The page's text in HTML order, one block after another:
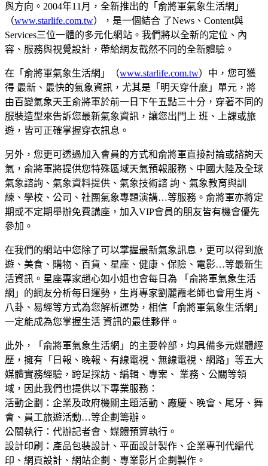
與方向。2004年11月，全新推出的「俞將軍氣象生活網」
（www.starlife.com.tw），是一個結合 了News、Content與
Services三位一體的多元化網站。我們將以全新的定位、內
容、服務與視覺設計，帶給網友截然不同的全新體驗。
在「俞將軍氣象生活網」（www.starlife.com.tw）中，您可獲
得 最新、最快的氣象資訊，尤其是「明天穿什麼」單元，將
由百變氣象天王俞將軍於前一日下午五點三十分，穿著不同的
服裝造型來告訴您最新氣象資訊，讓您出門上 班、上課或旅
遊，皆可正確掌握穿衣訊息。
另外，您更可透過加入會員的方式和俞將軍直接討論或諮詢天
氣，俞將軍將提供您特殊區域天氣預報服務、中國大陸及全球
氣象諮詢、氣象資料提供、氣象技術諮 詢、氣象教育與訓
練、學校、公司、社團氣象專題演講…等服務。俞將軍亦將定
期或不定期舉辦免費講座，加入VIP會員的朋友皆有機會優先
參加。
在我們的網站中您除了可以掌握最新氣象訊息，更可以得到旅
遊、美食、購物、百貨、星座、健康、保險、電影…等最新生
活資訊。星座專家趙心如小姐也會每日為 「俞將軍氣象生活
網」的網友分析每日運勢，生肖專家劉麗霞老師也會用生肖、
八卦、易經等方式為您解析運勢，相信「俞將軍氣象生活網」
一定能成為您掌握生活 資訊的最佳夥伴。
此外，「俞將軍氣象生活網」的主要幹部，均具備多元媒體經
歷，擁有「日報、晚報、有線電視、無線電視、網路」等五大
媒體實務經驗，跨足採訪、編輯、專案、 業務、公關等領
域，因此我們也提供以下專業服務：
活動企劃：企業及政府機關主題活動、廠慶、晚會、尾牙、舞
會、員工旅遊活動…等企劃籌辦。
公關執行：代辦記者會、媒體預算執行。
設計印刷：產品包裝設計、平面設計製作、企業專刊代編代
印、網頁設計、網站企劃、專業影片企劃製作。